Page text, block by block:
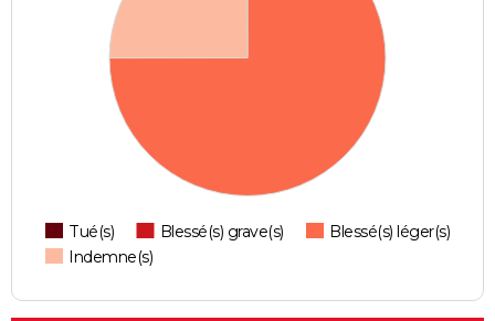
Tué(s) Blessé(s) grave(s)
Blessé(s) léger(s)
Indemne(s)